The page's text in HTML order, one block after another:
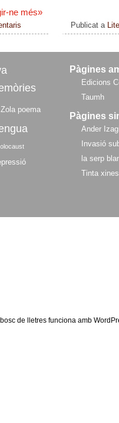
ne més»
Publicat a
Zola poema
Pàgines
Edicions
Taumh
Pàgines
Ander
Invasió
la serp
Tinta
bosc de lletres funciona amb